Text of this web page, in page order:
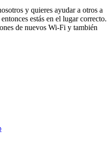
y quieres ayudar a otros a
estás en el lugar correcto.
de nuevos Wi-Fi y también